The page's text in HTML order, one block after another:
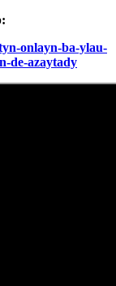
onlayn-ba-ylau-
de-azaytady